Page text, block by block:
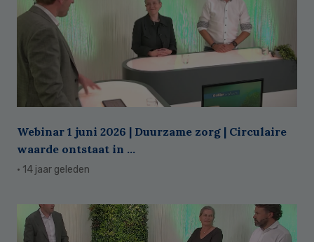
Webinar 1 juni 2026 | Duurzame zorg | Circulaire
waarde ontstaat in ...
· 14 jaar geleden